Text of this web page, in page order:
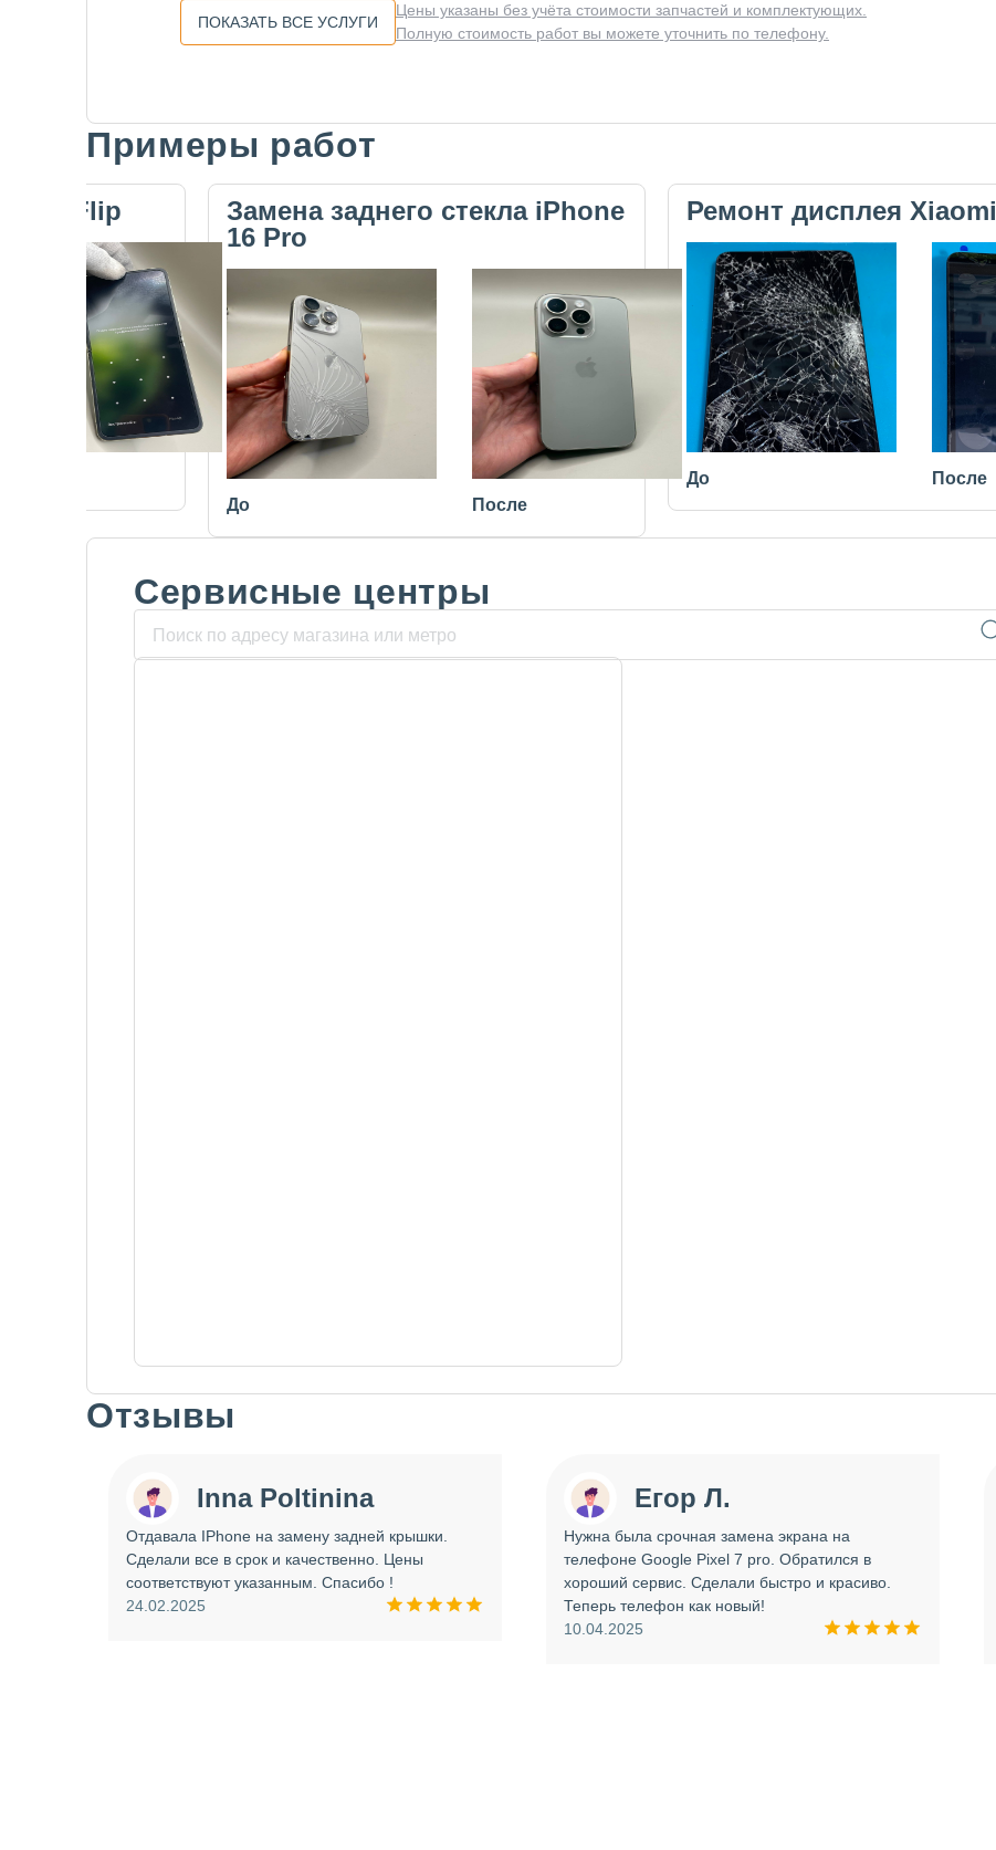
ПОКАЗАТЬ ВСЕ УСЛУГИ
Цены указаны без учёта стоимости запчастей и комплектующих.
Полную стоимость работ вы можете уточнить по телефону.
Примеры работ
Flip
Замена заднего стекла iPhone
16 Pro
До После
Ремонт дисплея Xiaomi
До После
Сервисные центры
Отзывы
Inna Poltinina
Отдавала IPhone на замену задней крышки.
Сделали все в срок и качественно. Цены
соответствуют указанным. Спасибо !
24.02.2025
Егор Л.
Нужна была срочная замена экрана на
телефоне Google Pixel 7 pro. Обратился в
хороший сервис. Сделали быстро и красиво.
Теперь телефон как новый!
10.04.2025